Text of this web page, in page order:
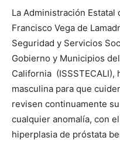
La Administración Estatal
Francisco Vega de
Seguridad y Servicios
Gobierno y Municipios
California (ISSSTECALI),
masculina para que
revisen continuamente
cualquier anomalía, con
hiperplasia de próstata